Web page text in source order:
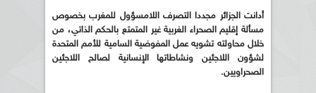
أدانت الجزائر مجددا التصرف اللامسؤول للمغرب بخصوص
مسألة إقليم الصحراء الغربية غير المتمتع بالحكم الذاتي، من
خلال محاولته تشويه عمل المفوضية السامية للأمم المتحدة
لشؤون اللاجئين ونشاطاتها الإنسانية لصالح اللاجئين
الصحراويين.